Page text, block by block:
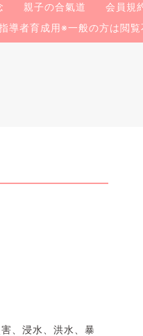
親子の合氣道 会員規
導者育成用※一般の方は閲覧
、浸水、洪水、暴